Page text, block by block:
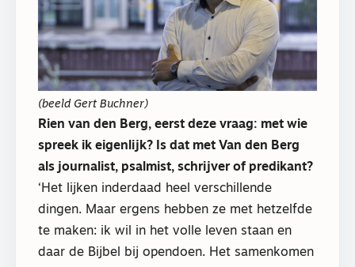
(beeld Gert Buchner)
Rien van den Berg, eerst deze vraag: met wie
spreek ik eigenlijk? Is dat met Van den Berg
als journalist, psalmist, schrijver of predikant?
‘Het lijken inderdaad heel verschillende
dingen. Maar ergens hebben ze met hetzelfde
te maken: ik wil in het volle leven staan en
daar de Bijbel bij opendoen. Het samenkomen